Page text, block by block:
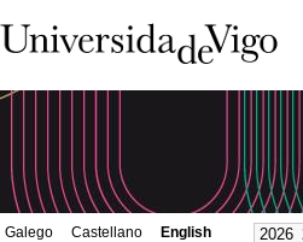
Galego Castellano English